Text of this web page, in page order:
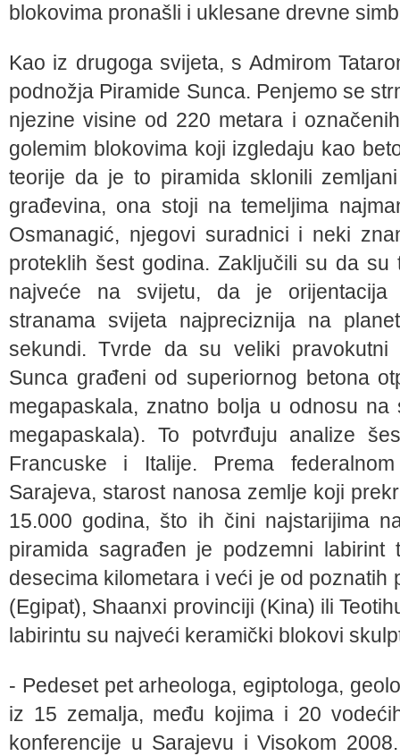
blokovima pronašli i uklesane drevne
Kao iz drugoga svijeta, s Admirom
podnožja Piramide Sunca. Penjemo se
njezine visine od 220 metara i
golemim blokovima koji izgledaju kao
teorije da je to piramida sklonili
građevina, ona stoji na temeljima
Osmanagić, njegovi suradnici i neki
proteklih šest godina. Zaključili su da
najveće na svijetu, da je orijentacija
stranama svijeta najpreciznija na
sekundi. Tvrde da su veliki pravokutni
Sunca građeni od superiornog betona
megapaskala, znatno bolja u odnosu
megapaskala). To potvrđuju analize
Francuske i Italije. Prema
Sarajeva, starost nanosa zemlje koji
15.000 godina, što ih čini najstarijima
piramida sagrađen je podzemni
desecima kilometara i veći je od poznatih
(Egipat), Shaanxi provinciji (Kina) ili
labirintu su najveći keramički blokovi
- Pedeset pet arheologa, egiptologa,
iz 15 zemalja, među kojima i 20
konferencije u Sarajevu i Visokom